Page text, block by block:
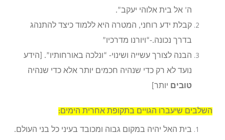
ה’ אל בית אלוהי יעקב”.
קבלת ידע רוחני, המטרה היא ללמוד כיצד להתנהג
בדרך נכונה.-“ויורנו מדרכיו”
הבנה לצורך עשייה ושינוי- “ונלכה באורחותיו”. [הידע
נועד לא רק כדי שנהיה חכמים יותר אלא כדי שנהיה
טובים יותר]
השלבים שיעברו הגויים בתקופת אחרית הימים:
בית האל יהיה במקום גבוה ומכובד בעיני כל בני העולם.